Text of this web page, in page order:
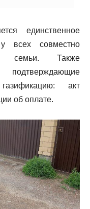
единственное
всех совместно
семьи. Также
акт
об оплате.